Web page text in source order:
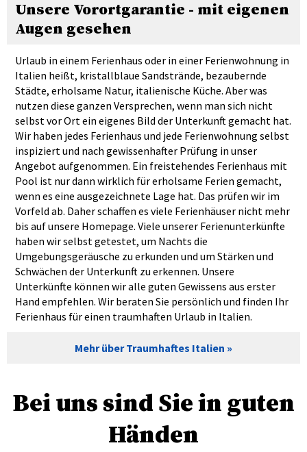
Unsere Vorortgarantie - mit eigenen
Augen gesehen
Urlaub in einem Ferienhaus oder in einer Ferienwohnung in
Italien heißt, kristallblaue Sandstrände, bezaubernde
Städte, erholsame Natur, italienische Küche. Aber was
nutzen diese ganzen Versprechen, wenn man sich nicht
selbst vor Ort ein eigenes Bild der Unterkunft gemacht hat.
Wir haben jedes Ferienhaus und jede Ferienwohnung selbst
inspiziert und nach gewissenhafter Prüfung in unser
Angebot aufgenommen. Ein freistehendes Ferienhaus mit
Pool ist nur dann wirklich für erholsame Ferien gemacht,
wenn es eine ausgezeichnete Lage hat. Das prüfen wir im
Vorfeld ab. Daher schaffen es viele Ferienhäuser nicht mehr
bis auf unsere Homepage. Viele unserer Ferienunterkünfte
haben wir selbst getestet, um Nachts die
Umgebungsgeräusche zu erkunden und um Stärken und
Schwächen der Unterkunft zu erkennen. Unsere
Unterkünfte können wir alle guten Gewissens aus erster
Hand empfehlen. Wir beraten Sie persönlich und finden Ihr
Ferienhaus für einen traumhaften Urlaub in Italien.
Mehr über Traumhaftes Italien
Bei uns sind Sie in guten
Händen